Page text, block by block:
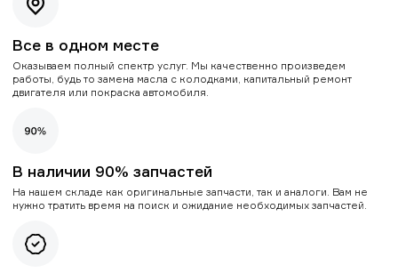
Все в одном месте
Оказываем полный спектр услуг. Мы качественно произведем
работы, будь то замена масла с колодками, капитальный ремонт
двигателя или покраска автомобиля.
В наличии 90% запчастей
На нашем складе как оригинальные запчасти, так и аналоги. Вам не
нужно тратить время на поиск и ожидание необходимых запчастей.